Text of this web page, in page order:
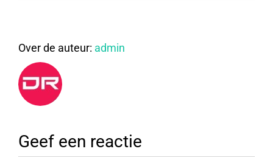
Over de auteur: admin
Geef een reactie